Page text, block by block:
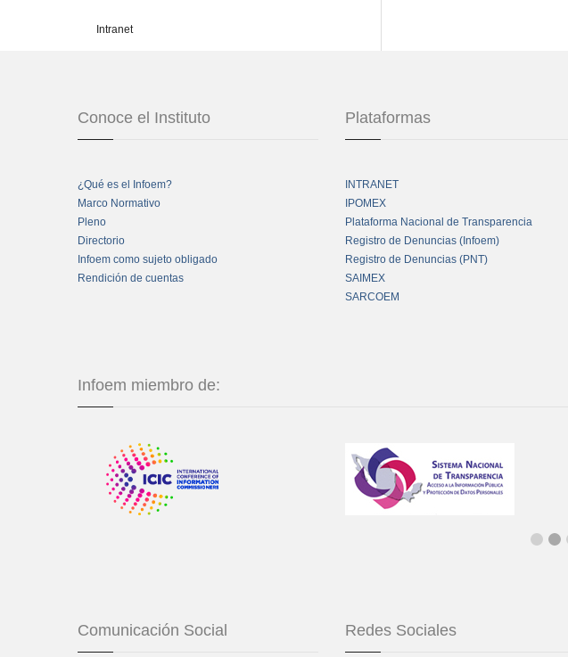
Intranet
Conoce el Instituto
¿Qué es el Infoem?
Marco Normativo
Pleno
Directorio
Infoem como sujeto obligado
Rendición de cuentas
Plataformas
INTRANET
IPOMEX
Plataforma Nacional de Transparencia
Registro de Denuncias (Infoem)
Registro de Denuncias (PNT)
SAIMEX
SARCOEM
Infoem miembro de:
Comunicación Social Redes Sociales